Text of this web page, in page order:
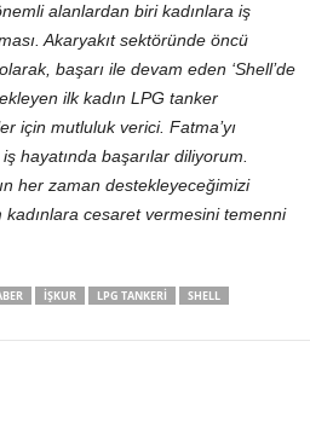
alanlardan biri kadınlara iş
Akaryakıt sektöründe öncü
başarı ile devam eden ‘Shell’de
ilk kadın LPG tanker
için mutluluk verici. Fatma’yı
hayatında başarılar diliyorum.
her zaman destekleyeceğimizi
cesaret vermesini temenni
IŞKUR LPG TANKERI
SHELL